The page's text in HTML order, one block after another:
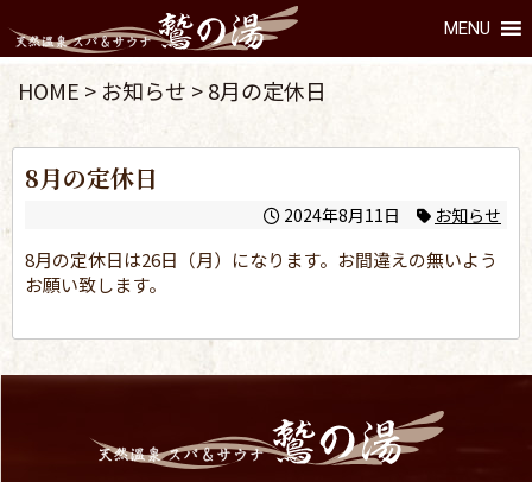
MENU
HOME > お知らせ >8月の定休日
8月の定休日
2024年8月11日 お知らせ
8月の定休日は26日（月）になります。お間違えの無いよう
お願い致します。